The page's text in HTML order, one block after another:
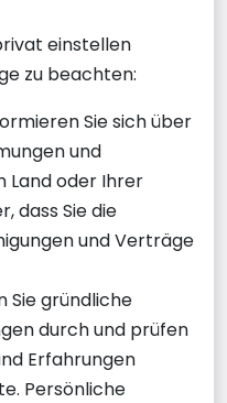
einstellen
zu beachten:
Sie sich über
und
Land oder Ihrer
dass Sie die
und Verträge
Sie gründliche
durch und prüfen
Erfahrungen
Persönliche